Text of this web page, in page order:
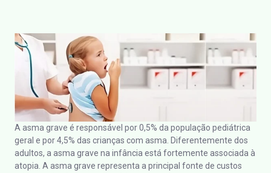
A asma grave é responsável por 0,5% da população pediátrica
geral e por 4,5% das crianças com asma. Diferentemente dos
adultos, a asma grave na infância está fortemente associada à
atopia. A asma grave representa a principal fonte de custos